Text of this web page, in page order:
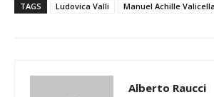
TAGS Ludovica Valli Manuel Achille Valicella
Alberto Raucci